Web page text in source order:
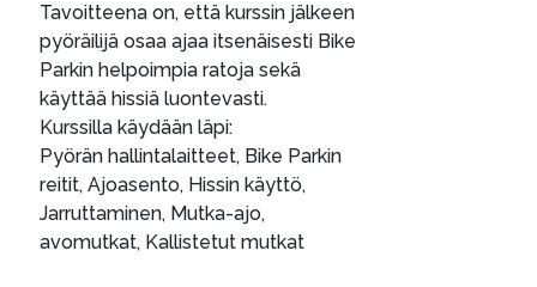
Tavoitteena on, että kurssin jälkeen
pyöräilijä osaa ajaa itsenäisesti Bike
Parkin helpoimpia ratoja sekä
käyttää hissiä luontevasti.
Kurssilla käydään läpi:
Pyörän hallintalaitteet, Bike Parkin
reitit, Ajoasento, Hissin käyttö,
Jarruttaminen, Mutka-ajo,
avomutkat, Kallistetut mutkat